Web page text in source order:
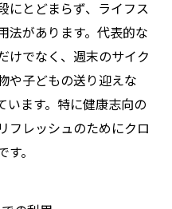
にとどまらず、ライフス
法があります。代表的な
けでなく、週末のサイク
や子どもの送り迎えな
います。特に健康志向の
フレッシュのためにクロ
。